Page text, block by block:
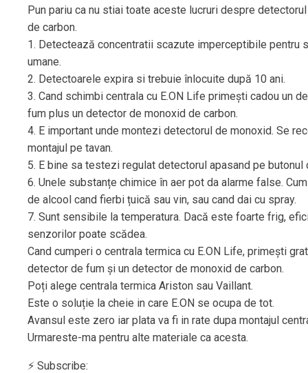
Pun pariu ca nu stiai toate aceste lucruri despre
de carbon.
1. Detectează concentratii scazute imperceptibile pentru
umane.
2. Detectoarele expira si trebuie înlocuite după 10 ani.
3. Cand schimbi centrala cu E.ON Life primești cadou un
fum plus un detector de monoxid de carbon.
4. E important unde montezi detectorul de monoxid. Se
montajul pe tavan.
5. E bine sa testezi regulat detectorul apasand pe butonul
6. Unele substanțe chimice în aer pot da alarme false.
de alcool cand fierbi țuică sau vin, sau cand dai cu spray.
7. Sunt sensibile la temperatura. Dacă este foarte frig,
senzorilor poate scădea.
Cand cumperi o centrala termica cu E.ON Life, primești
detector de fum și un detector de monoxid de carbon.
Poți alege centrala termica Ariston sau Vaillant.
Este o soluție la cheie in care E.ON se ocupa de tot.
Avansul este zero iar plata va fi in rate dupa montajul
Urmareste-ma pentru alte materiale ca acesta.
⚡️ Subscribe: